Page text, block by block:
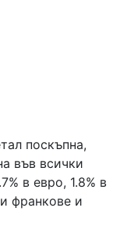
поскъпна,
във всички
в евро, 1.8% в
франкове и